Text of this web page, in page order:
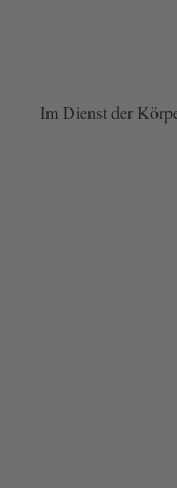
Im Dienst der